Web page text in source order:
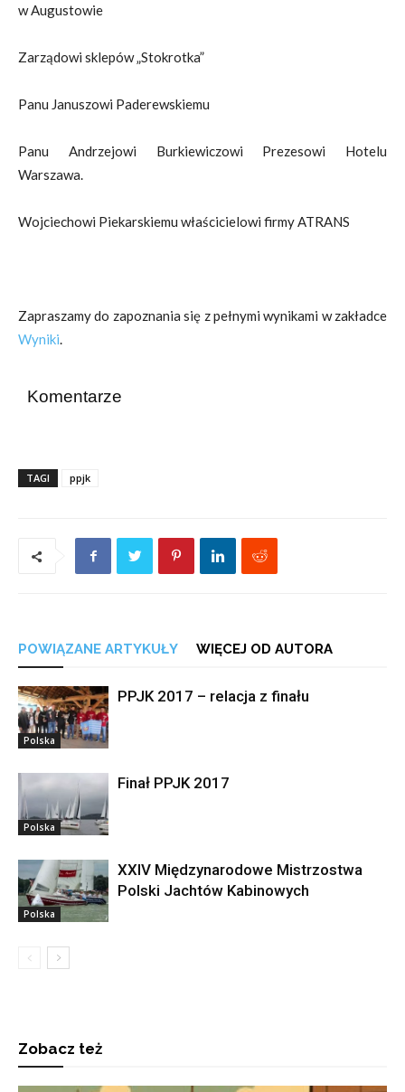
w Augustowie
Zarządowi sklepów „Stokrotka”
Panu Januszowi Paderewskiemu
Panu Andrzejowi Burkiewiczowi Prezesowi Hotelu
Warszawa.
Wojciechowi Piekarskiemu właścicielowi firmy ATRANS
Zapraszamy do zapoznania się z pełnymi wynikami w zakładce
Wyniki.
Komentarze
TAGI ppjk
POWIĄZANE ARTYKUŁY WIĘCEJ OD AUTORA
Polska
PPJK 2017 – relacja z finału
Polska
Finał PPJK 2017
Polska
XXIV Międzynarodowe Mistrzostwa
Polski Jachtów Kabinowych
Zobacz też